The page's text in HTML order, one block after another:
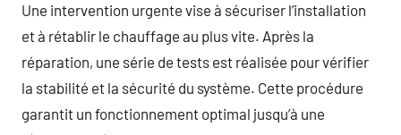
Une intervention urgente vise à sécuriser l’installation
et à rétablir le chauffage au plus vite. Après la
réparation, une série de tests est réalisée pour vérifier
la stabilité et la sécurité du système. Cette procédure
garantit un fonctionnement optimal jusqu’à une